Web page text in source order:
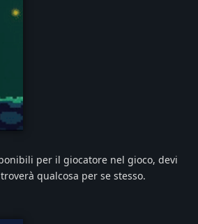
per il giocatore nel gioco, devi
qualcosa per se stesso.